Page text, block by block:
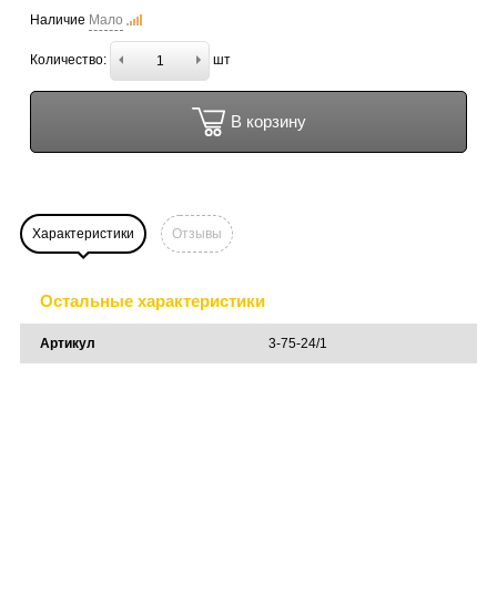
Наличие Мало
Количество: шт
В корзину
Характеристики Отзывы
Остальные характеристики
Артикул 3-75-24/1